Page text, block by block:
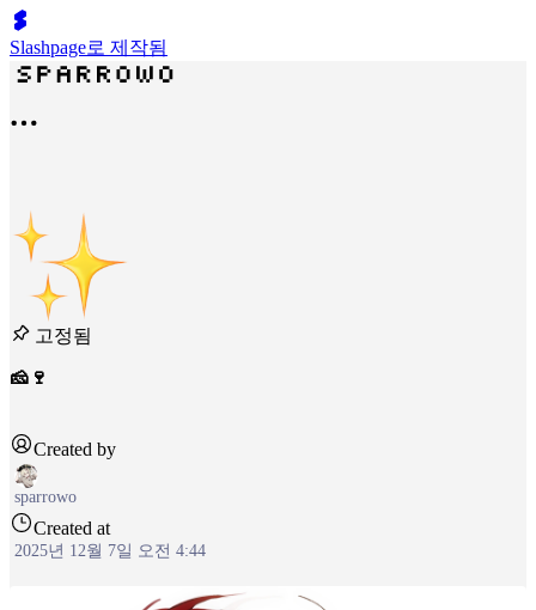
Slashpage로 제작됨
고정됨
🧀🍷
Created by
sparrowo
Created at
2025년 12월 7일 오전 4:44